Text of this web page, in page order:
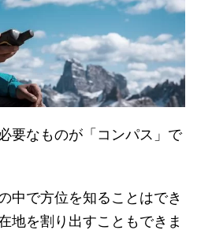
要なものが「コンパス」で
中で方位を知ることはでき
地を割り出すこともできま